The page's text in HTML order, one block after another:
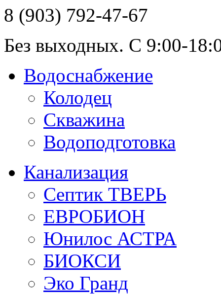
8 (903) 792-47-67
Без выходных. С 9:00-
Водоснабжение
Колодец
Скважина
Водоподготовка
Канализация
Септик ТВЕРЬ
ЕВРОБИОН
Юнилос АСТРА
БИОКСИ
Эко Гранд